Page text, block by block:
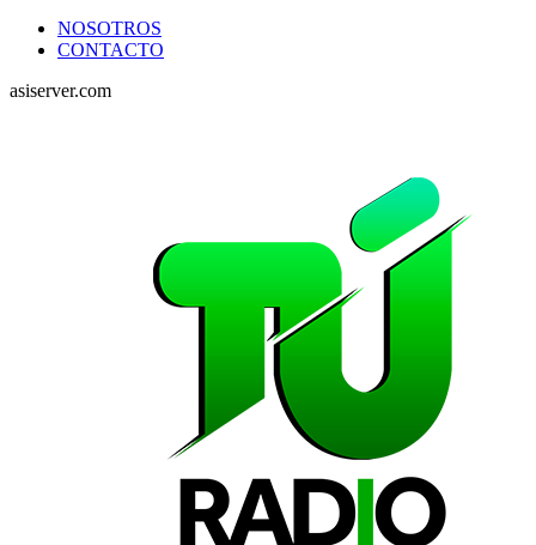
NOSOTROS
CONTACTO
asiserver.com